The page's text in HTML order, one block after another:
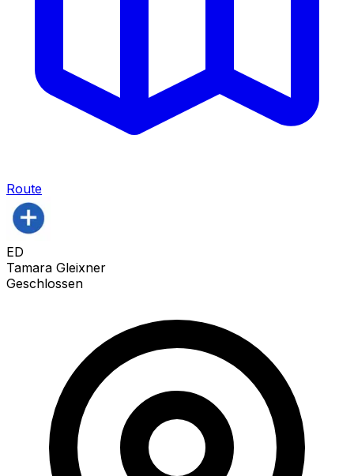
Route
ED
Tamara Gleixner
Geschlossen